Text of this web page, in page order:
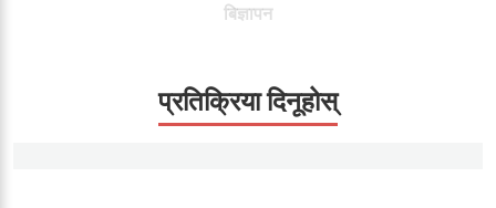
बिज्ञापन
प्रतिक्रिया दिनूहोस्